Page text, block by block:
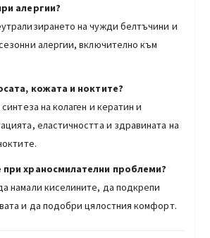
алергии?
на чужди белтъчини и
алергии, включително към
кожата и ноктите?
на колаген и кератин и
еластичността и здравината на
при храносмилателни проблеми?
намали киселините, да подкрепи
и да подобри цялостния комфорт.